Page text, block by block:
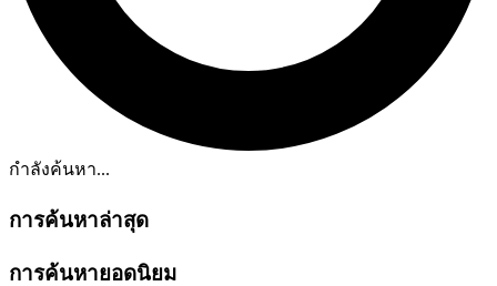
กำลังค้นหา...
การค้นหาล่าสุด
การค้นหายอดนิยม